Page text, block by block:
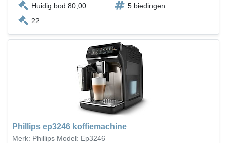
Huidig bod 80,00
5 biedingen
22
Phillips ep3246 koffiemachine
Merk: Phillips Model: Ep3246